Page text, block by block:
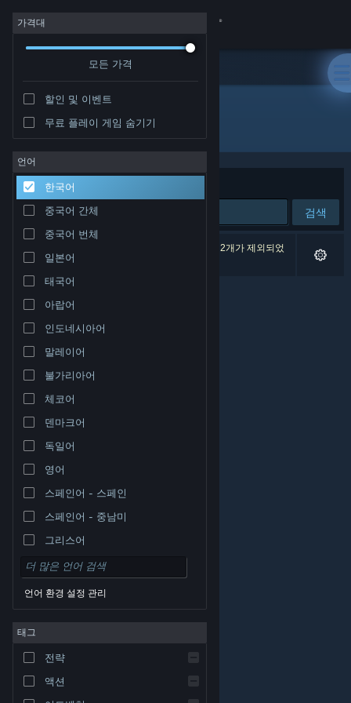
로그인
커뮤니티
정보
지원
언어 변경
Steam 모바일 앱 다운로드
PC 웹사이트 보기
© Valve Corporation. 모든 권리 보유. 모든 상표는 미국
및 기타 국가에서 각각 해당 소유자의 재산입니다.
환불| 쿠키
가격대
모든 가격
할인 및 이벤트
무료 플레이 게임 숨기기
언어
한국어
중국어 간체
중국어 번체
일본어
태국어
아랍어
인도네시아어
말레이어
불가리아어
체코어
덴마크어
독일어
영어
스페인어 - 스페인
스페인어 - 중남미
그리스어
언어 환경 설정 관리
태그
전략
액션
개발자: MadoWorks
정렬 기준 연관성
검색
검색 결과가 0개 있습니다. 환경 설정에 따라 게임 2개가 제외되었
습니다.